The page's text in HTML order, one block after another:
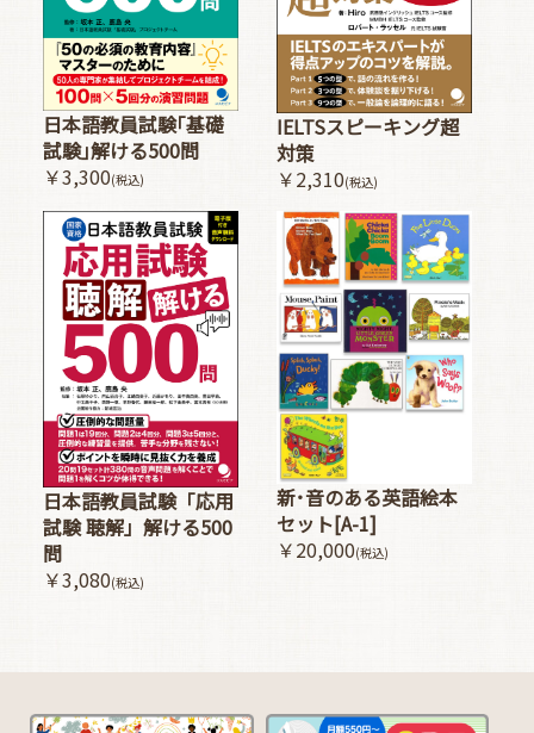
日本語教員試験｢基礎
試験｣解ける500問
￥3,300(税込)
IELTSスピーキング超
対策
￥2,310(税込)
日本語教員試験「応用
試験 聴解」解ける500
問
￥3,080(税込)
新･音のある英語絵本
セット[A-1]
￥20,000(税込)